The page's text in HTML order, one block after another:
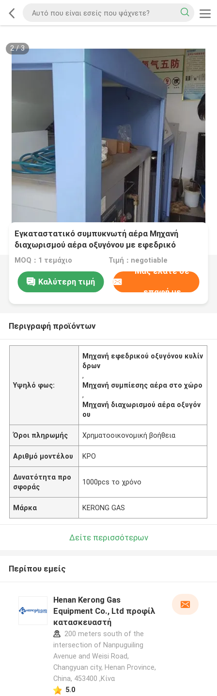
2/3
Εγκαταστατικό συμπυκνωτή αέρα Μηχανή
διαχωρισμού αέρα οξυγόνου με εφεδρικό
κύλινδρο
MOQ：1 τεμάχιο Τιμή：negotiable
Καλύτερη τιμή
Μας ελάτε σε
επαφή με
Περιγραφή προϊόντων
Υψηλό φως:
Μηχανή εφεδρικού οξυγόνου κυλίν
δρων
,
Μηχανή συμπίεσης αέρα στο χώρο
,
Μηχανή διαχωρισμού αέρα οξυγόν
ου
Όροι πληρωμής Χρηματοοικονομική βοήθεια
Αριθμό μοντέλου ΚΡΟ
Δυνατότητα προ
σφοράς
1000pcs το χρόνο
Μάρκα KERONG GAS
Δείτε περισσότερων
Περίπου εμείς
Henan Kerong Gas
Equipment Co., Ltd προφίλ
κατασκευαστή
200 meters south of the
intersection of Nanpuguiling
Avenue and Weisi Road,
Changyuan city, Henan Province,
China, 453400 ,Κίνα
5.0